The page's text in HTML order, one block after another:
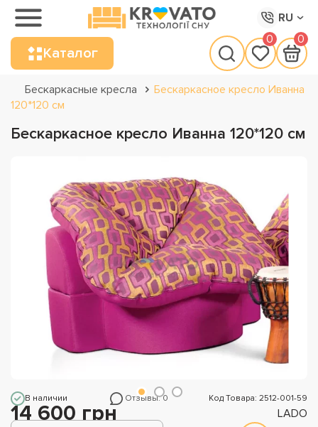
RU
Каталог
0 0
Бескаркасные кресла
Бескаркасное кресло Иванна
120*120 см
Бескаркасное кресло Иванна 120*120 см
В наличии Отзывы: 0 Код Товара: 2512-001-59
14 600 грн LADO